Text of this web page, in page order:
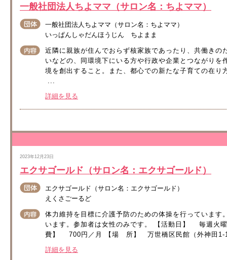
一般社団法人ちよママ（サロン名：ちよママ）
一般社団法人ちよママ（サロン名：ちよママ）
いっぱんしゃだんほうじん ちよまま
近隣に親族が住んでおらず核家族であったり、共働き
いなどの、同環境下にいる方や行政や企業とつながり
境を創出すること。また、都心での新たな子育ての在
...
詳細を見る
2023年12月23日
エクサゴールド（サロン名：エクサゴールド）
エクサゴールド（サロン名：エクサゴールド）
えくさごーるど
体力維持を目標に介護予防のための体操を行っていま
います。参加者は女性のみです。 【活動日】 毎週火
費】 700円／月 【場 所】 万世橋区民館（外神田1-
詳細を見る